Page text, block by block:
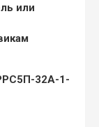
или
32А-1-